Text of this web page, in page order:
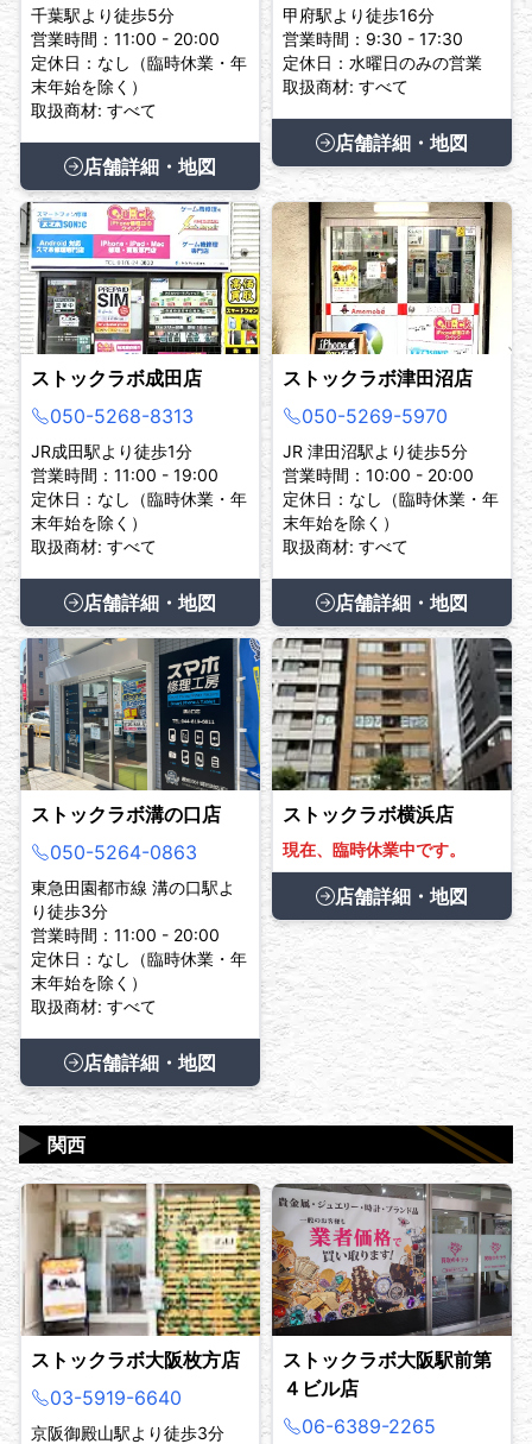
千葉駅より徒歩5分
営業時間：11:00 - 20:00
定休日：なし（臨時休業・年
末年始を除く）
取扱商材: すべて
店舗詳細・地図
甲府駅より徒歩16分
営業時間：9:30 - 17:30
定休日：水曜日のみの営業
取扱商材: すべて
店舗詳細・地図
ストックラボ成田店
050-5268-8313
JR成田駅より徒歩1分
営業時間：11:00 - 19:00
定休日：なし（臨時休業・年
末年始を除く）
取扱商材: すべて
店舗詳細・地図
ストックラボ津田沼店
050-5269-5970
JR 津田沼駅より徒歩5分
営業時間：10:00 - 20:00
定休日：なし（臨時休業・年
末年始を除く）
取扱商材: すべて
店舗詳細・地図
ストックラボ溝の口店
050-5264-0863
東急田園都市線 溝の口駅よ
り徒歩3分
営業時間：11:00 - 20:00
定休日：なし（臨時休業・年
末年始を除く）
取扱商材: すべて
店舗詳細・地図
ストックラボ横浜店
現在、臨時休業中です。
店舗詳細・地図
関西
▶
ストックラボ大阪枚方店
03-5919-6640
京阪御殿山駅より徒歩3分
ストックラボ大阪駅前第
４ビル店
06-6389-2265